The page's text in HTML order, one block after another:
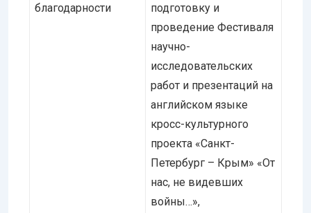
благодарности
подготовку и
проведение Фестиваля
научно-
исследовательских
работ и презентаций на
английском языке
кросс-культурного
проекта «Санкт-
Петербург – Крым» «От
нас, не видевших
войны…»,